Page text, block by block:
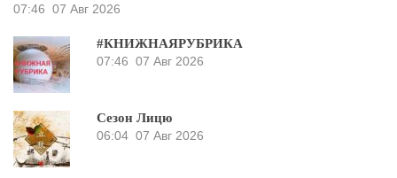
07:46 07 Авг 2026
#КНИЖНАЯРУБРИКА
07:46 07 Авг 2026
Сезон Лицю
06:04 07 Авг 2026